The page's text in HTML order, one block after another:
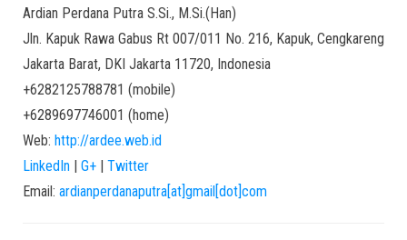
Ardian Perdana Putra S.Si., M.Si.(Han)
Jln. Kapuk Rawa Gabus Rt 007/011 No. 216, Kapuk, Cengkareng
Jakarta Barat, DKI Jakarta 11720, Indonesia
+6282125788781 (mobile)
+6289697746001 (home)
Web: http://ardee.web.id
LinkedIn | G+ | Twitter
Email: ardianperdanaputra[at]gmail[dot]com